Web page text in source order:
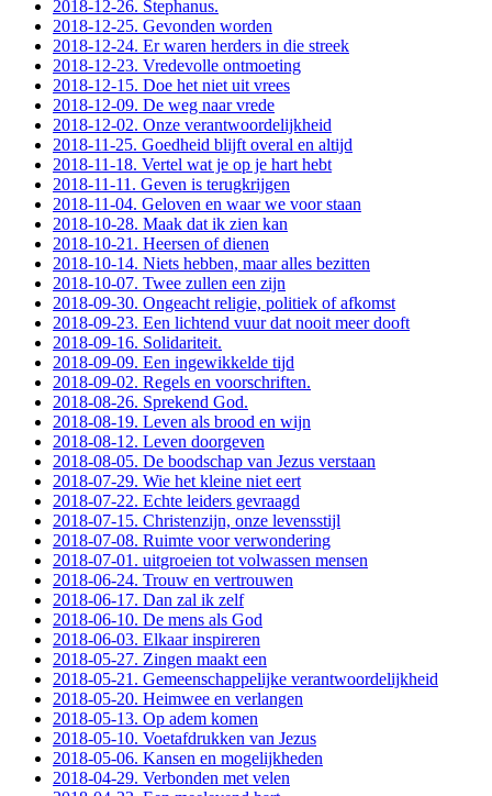
2018-12-26. Stephanus.
2018-12-25. Gevonden worden
2018-12-24. Er waren herders in die streek
2018-12-23. Vredevolle ontmoeting
2018-12-15. Doe het niet uit vrees
2018-12-09. De weg naar vrede
2018-12-02. Onze verantwoordelijkheid
2018-11-25. Goedheid blijft overal en altijd
2018-11-18. Vertel wat je op je hart hebt
2018-11-11. Geven is terugkrijgen
2018-11-04. Geloven en waar we voor staan
2018-10-28. Maak dat ik zien kan
2018-10-21. Heersen of dienen
2018-10-14. Niets hebben, maar alles bezitten
2018-10-07. Twee zullen een zijn
2018-09-30. Ongeacht religie, politiek of afkomst
2018-09-23. Een lichtend vuur dat nooit meer dooft
2018-09-16. Solidariteit.
2018-09-09. Een ingewikkelde tijd
2018-09-02. Regels en voorschriften.
2018-08-26. Sprekend God.
2018-08-19. Leven als brood en wijn
2018-08-12. Leven doorgeven
2018-08-05. De boodschap van Jezus verstaan
2018-07-29. Wie het kleine niet eert
2018-07-22. Echte leiders gevraagd
2018-07-15. Christenzijn, onze levensstijl
2018-07-08. Ruimte voor verwondering
2018-07-01. uitgroeien tot volwassen mensen
2018-06-24. Trouw en vertrouwen
2018-06-17. Dan zal ik zelf
2018-06-10. De mens als God
2018-06-03. Elkaar inspireren
2018-05-27. Zingen maakt een
2018-05-21. Gemeenschappelijke verantwoordelijkheid
2018-05-20. Heimwee en verlangen
2018-05-13. Op adem komen
2018-05-10. Voetafdrukken van Jezus
2018-05-06. Kansen en mogelijkheden
2018-04-29. Verbonden met velen